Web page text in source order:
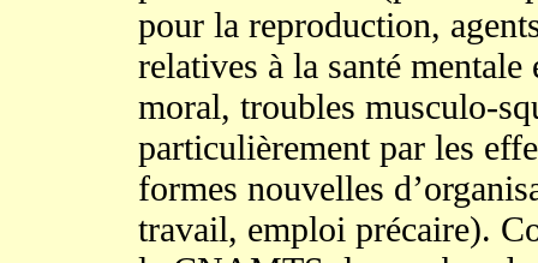
pour la reproduction,
relatives à la santé
moral, troubles musculo-
particulièrement par les
formes nouvelles
travail, emploi précaire).